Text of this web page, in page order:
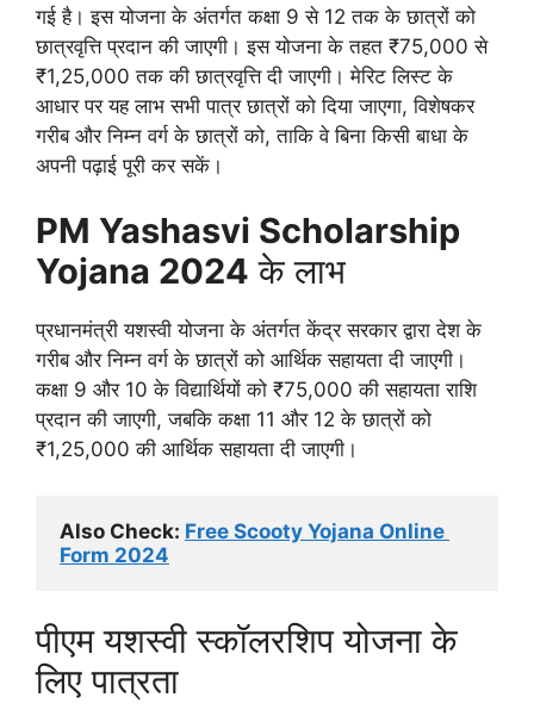
गई है। इस योजना के अंतर्गत कक्षा 9 से 12 तक के छात्रों को
छात्रवृत्ति प्रदान की जाएगी। इस योजना के तहत ₹75,000 से
₹1,25,000 तक की छात्रवृत्ति दी जाएगी। मेरिट लिस्ट के
आधार पर यह लाभ सभी पात्र छात्रों को दिया जाएगा, विशेषकर
गरीब और निम्न वर्ग के छात्रों को, ताकि वे बिना किसी बाधा के
अपनी पढ़ाई पूरी कर सकें।
PM Yashasvi Scholarship
Yojana 2024 के लाभ
प्रधानमंत्री यशस्वी योजना के अंतर्गत केंद्र सरकार द्वारा देश के
गरीब और निम्न वर्ग के छात्रों को आर्थिक सहायता दी जाएगी।
कक्षा 9 और 10 के विद्यार्थियों को ₹75,000 की सहायता राशि
प्रदान की जाएगी, जबकि कक्षा 11 और 12 के छात्रों को
₹1,25,000 की आर्थिक सहायता दी जाएगी।
Also Check: Free Scooty Yojana Online
Form 2024
पीएम यशस्वी स्कॉलरशिप योजना के
लिए पात्रता